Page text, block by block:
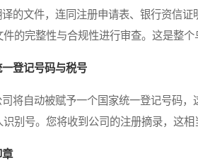
文件，连同注册申请表、银行资信证
的完整性与合规性进行审查。这是整
登记号码与税号
自动被赋予一个国家统一登记号码，
别号。您将收到公司的注册摘录，这相
章